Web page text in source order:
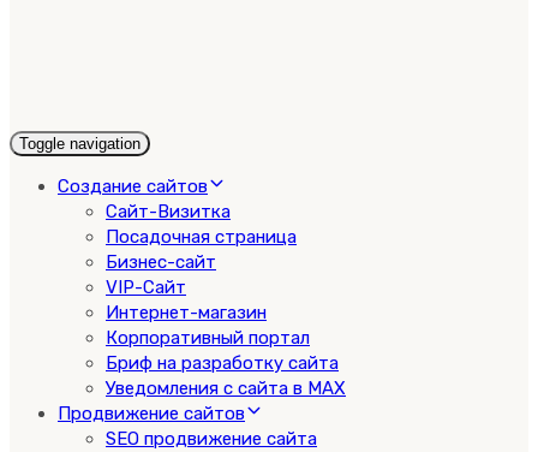
Toggle navigation
Создание сайтов
Сайт-Визитка
Посадочная страница
Бизнес-сайт
VIP-Сайт
Интернет-магазин
Корпоративный портал
Бриф на разработку сайта
Уведомления с сайта в MAX
Продвижение сайтов
SEO продвижение сайта